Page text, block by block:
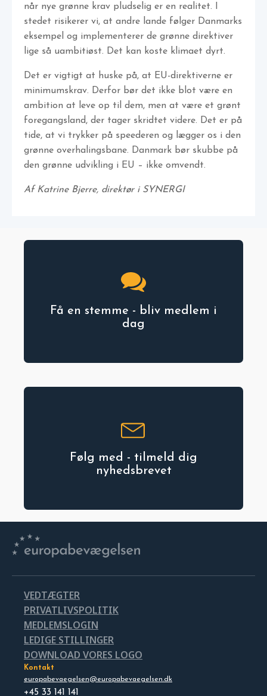
når nye grønne krav pludselig er en realitet. I
stedet risikerer vi, at andre lande følger Danmarks
eksempel og implementerer de grønne direktiver
lige så uambitiøst. Det kan koste klimaet dyrt.
Det er vigtigt at huske på, at EU-direktiverne er
minimumskrav. Derfor bør det ikke blot være en
ambition at leve op til dem, men at være et grønt
foregangsland, der tager skridtet videre. Det er på
tide, at vi trykker på speederen og lægger os i den
grønne overhalingsbane. Danmark bør skubbe på
den grønne udvikling i EU – ikke omvendt.
Af Katrine Bjerre, direktør i SYNERGI
Få en stemme - bliv medlem i
dag
Følg med - tilmeld dig
nyhedsbrevet
VEDTÆGTER
PRIVATLIVSPOLITIK
MEDLEMSLOGIN
LEDIGE STILLINGER
DOWNLOAD VORES LOGO
Kontakt
europabevaegelsen@europabevaegelsen.dk
+45 33 141 141